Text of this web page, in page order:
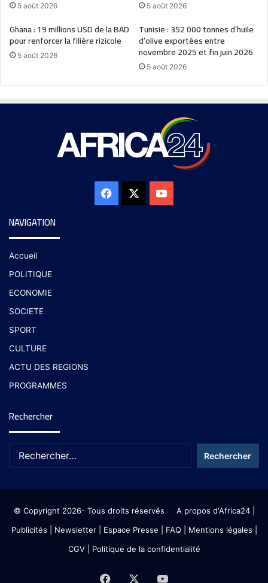
5 août 2026 5 août 2026
Ghana : 19 millions USD de la BAD
pour renforcer la filière rizicole
5 août 2026
Tunisie : 352 000 tonnes d’huile
d’olive exportées entre
novembre 2025 et fin juin 2026
5 août 2026
NAVIGATION
Accueil
POLITIQUE
ECONOMIE
SOCIETE
SPORT
CULTURE
ACTU DES REGIONS
PROGRAMMES
Rechercher
© Copyright 2026- Tous droits réservés A propos d'Africa24|
Publicités
Newsletter| Espace Presse | FAQ | Mentions légales
CGV| Politique de la confidentialité